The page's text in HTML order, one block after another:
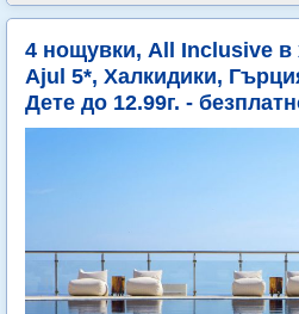
4 нощувки, All Inclusive в
Ajul 5*, Халкидики,
Дете до 12.99г. -